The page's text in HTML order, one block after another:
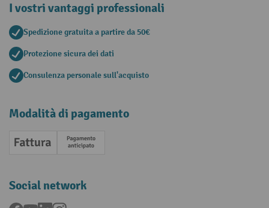
I vostri vantaggi professionali
Spedizione gratuita a partire da 50€
Protezione sicura dei dati
Consulenza personale sull'acquisto
Modalità di pagamento
Fattura Pagamento anticipato
Social network